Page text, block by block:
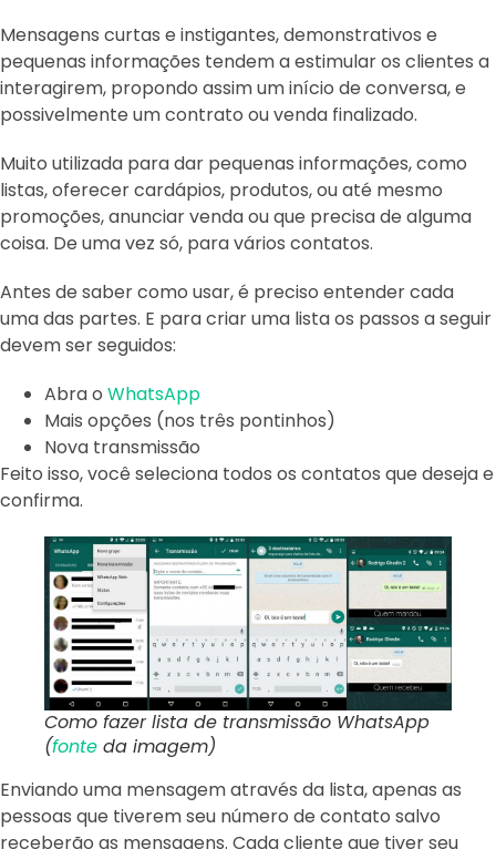
Mensagens curtas e instigantes, demonstrativos e
pequenas informações tendem a estimular os clientes a
interagirem, propondo assim um início de conversa, e
possivelmente um contrato ou venda finalizado.
Muito utilizada para dar pequenas informações, como
listas, oferecer cardápios, produtos, ou até mesmo
promoções, anunciar venda ou que precisa de alguma
coisa. De uma vez só, para vários contatos.
Antes de saber como usar, é preciso entender cada
uma das partes. E para criar uma lista os passos a seguir
devem ser seguidos:
Abra o WhatsApp
Mais opções (nos três pontinhos)
Nova transmissão
Feito isso, você seleciona todos os contatos que deseja e
confirma.
Como fazer lista de transmissão WhatsApp
(fonte da imagem)
Enviando uma mensagem através da lista, apenas as
pessoas que tiverem seu número de contato salvo
receberão as mensagens. Cada cliente que tiver seu